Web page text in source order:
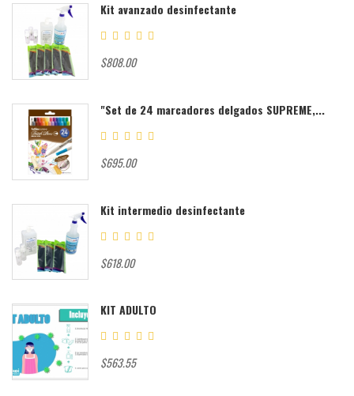
Kit avanzado desinfectante
$808.00
"Set de 24 marcadores delgados SUPREME,...
$695.00
Kit intermedio desinfectante
$618.00
KIT ADULTO
$563.55